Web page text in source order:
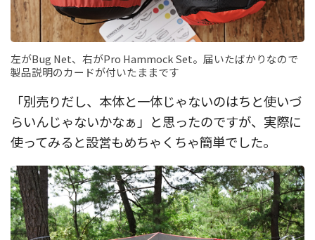
左がBug Net、右がPro Hammock Set。届いたばかりなので
製品説明のカードが付いたままです
「別売りだし、本体と一体じゃないのはちと使いづ
らいんじゃないかなぁ」と思ったのですが、実際に
使ってみると設営もめちゃくちゃ簡単でした。